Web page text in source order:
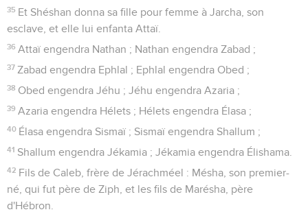
35 Et Shéshan donna sa fille pour femme à Jarcha, son
esclave, et elle lui enfanta Attaï.
36 Attaï engendra Nathan ; Nathan engendra Zabad ;
37 Zabad engendra Ephlal ; Ephlal engendra Obed ;
38 Obed engendra Jéhu ; Jéhu engendra Azaria ;
39 Azaria engendra Hélets ; Hélets engendra Élasa ;
40 Élasa engendra Sismaï ; Sismaï engendra Shallum ;
41 Shallum engendra Jékamia ; Jékamia engendra Élishama.
42 Fils de Caleb, frère de Jérachméel : Mésha, son premier-
né, qui fut père de Ziph, et les fils de Marésha, père
d'Hébron.